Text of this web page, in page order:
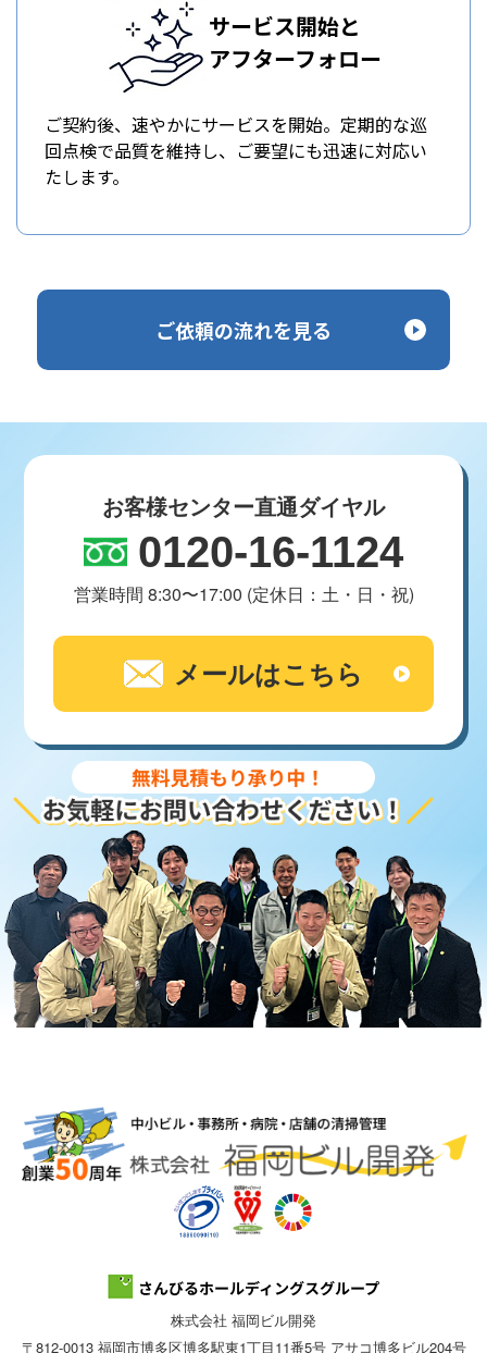
サービス開始と
アフターフォロー
ご契約後、速やかにサービスを開始。定期的な巡
回点検で品質を維持し、ご要望にも迅速に対応い
たします。
ご依頼の流れを見る
お客様センター直通ダイヤル
0120-16-1124
営業時間 8:30〜17:00 (定休日：土・日・祝)
メールはこちら
株式会社 福岡ビル開発
〒812-0013 福岡市博多区博多駅東1丁目11番5号 アサコ博多ビル204号